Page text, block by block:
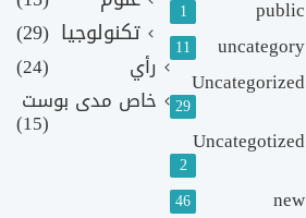
public
1
uncategory
11
Uncategorized
29
Uncategotized
2
new
46
تكنولوجيا (29)
رأي
(24)
خاص مدى بوست
(15)